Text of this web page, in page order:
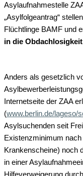
Asylaufnahmestelle
„Asylfolgeantrag“
Flüchtlinge BAMF und
in die Obdachlosigkeit
Anders als gesetzlich
Internetseite der ZAA
(www.berlin.de/lageso/
Asylsuchenden seit
Existenzminimum
Krankenscheine) noch
in einer